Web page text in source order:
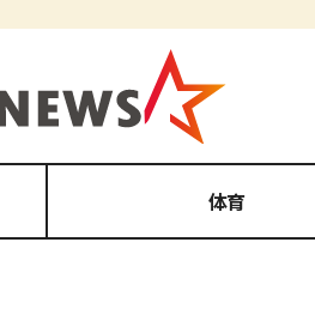
体育